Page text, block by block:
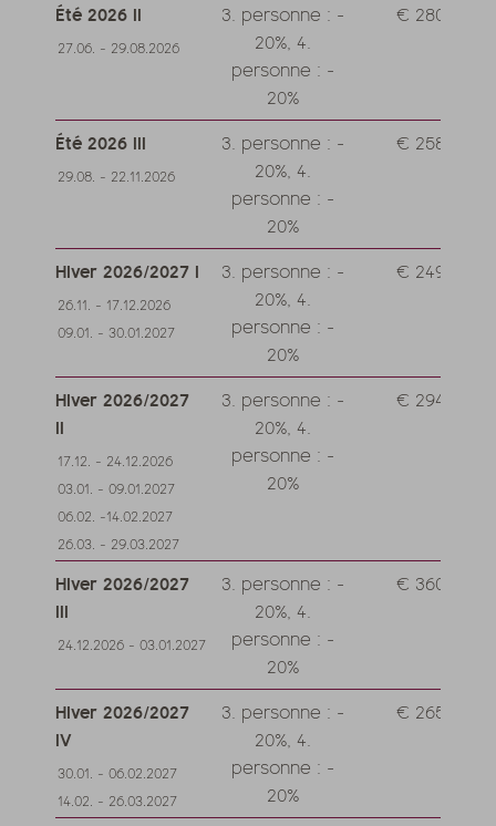
Été 2026 II
27.06. - 29.08.2026
3. personne : -
20%, 4.
personne : -
20%
€ 280,--
Été 2026 III
29.08. - 22.11.2026
3. personne : -
20%, 4.
personne : -
20%
€ 258,--
Hiver 2026/2027 I
26.11. - 17.12.2026
09.01. - 30.01.2027
3. personne : -
20%, 4.
personne : -
20%
€ 249,--
Hiver 2026/2027
II
17.12. - 24.12.2026
03.01. - 09.01.2027
06.02. -14.02.2027
26.03. - 29.03.2027
3. personne : -
20%, 4.
personne : -
20%
€ 294,--
Hiver 2026/2027
III
24.12.2026 - 03.01.2027
3. personne : -
20%, 4.
personne : -
20%
€ 360,--
Hiver 2026/2027
IV
30.01. - 06.02.2027
14.02. - 26.03.2027
3. personne : -
20%, 4.
personne : -
20%
€ 265,--